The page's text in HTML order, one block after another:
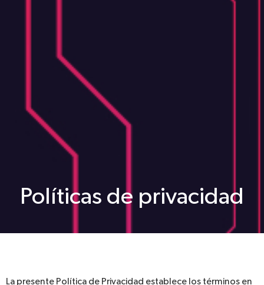
Políticas de privacidad
La presente Política de Privacidad establece los términos en